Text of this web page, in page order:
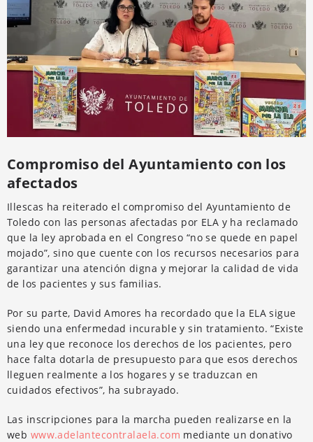
Compromiso del Ayuntamiento con los
afectados
Illescas ha reiterado el compromiso del Ayuntamiento de
Toledo con las personas afectadas por ELA y ha reclamado
que la ley aprobada en el Congreso “no se quede en papel
mojado”, sino que cuente con los recursos necesarios para
garantizar una atención digna y mejorar la calidad de vida
de los pacientes y sus familias.
Por su parte, David Amores ha recordado que la ELA sigue
siendo una enfermedad incurable y sin tratamiento. “Existe
una ley que reconoce los derechos de los pacientes, pero
hace falta dotarla de presupuesto para que esos derechos
lleguen realmente a los hogares y se traduzcan en
cuidados efectivos”, ha subrayado.
Las inscripciones para la marcha pueden realizarse en la
web www.adelantecontralaela.com mediante un donativo